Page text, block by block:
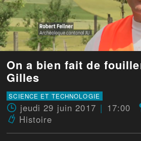
On a bien fait de
Gilles
SCIENCE ET TECHNOLOGIE
jeudi 29 juin 2017 17:00
Histoire